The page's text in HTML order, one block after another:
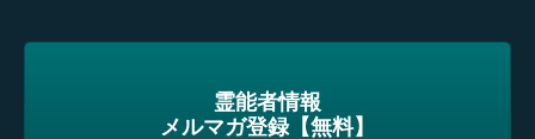
霊能者情報
メルマガ登録【無料】